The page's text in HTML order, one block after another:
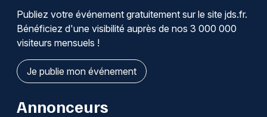
Publiez votre événement gratuitement sur le site jds.fr.
Bénéficiez d'une visibilité auprès de nos 3 000 000
visiteurs mensuels !
Je publie mon événement
Annonceurs